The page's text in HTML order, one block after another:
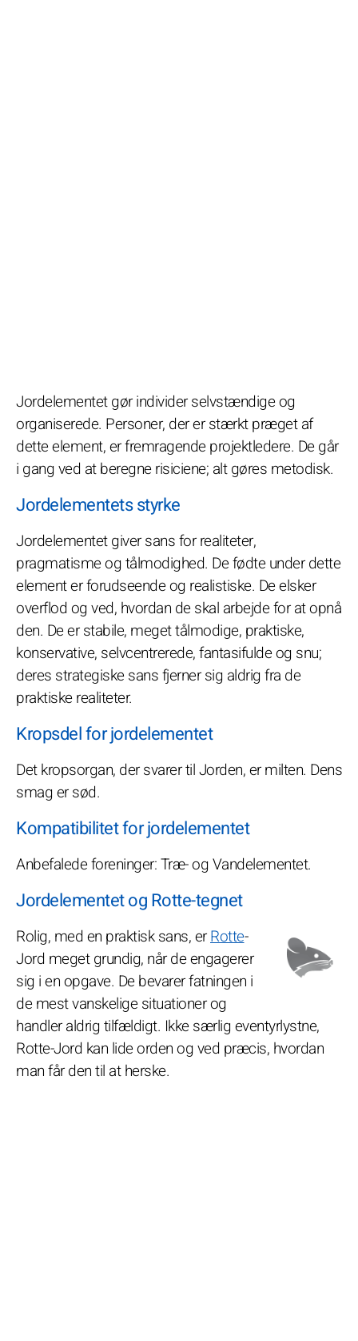
Jordelementet gør individer selvstændige og
organiserede. Personer, der er stærkt præget af
dette element, er fremragende projektledere. De går
i gang ved at beregne risiciene; alt gøres metodisk.
Jordelementets styrke
Jordelementet giver sans for realiteter,
pragmatisme og tålmodighed. De fødte under dette
element er forudseende og realistiske. De elsker
overflod og ved, hvordan de skal arbejde for at opnå
den. De er stabile, meget tålmodige, praktiske,
konservative, selvcentrerede, fantasifulde og snu;
deres strategiske sans fjerner sig aldrig fra de
praktiske realiteter.
Kropsdel for jordelementet
Det kropsorgan, der svarer til Jorden, er milten. Dens
smag er sød.
Kompatibilitet for jordelementet
Anbefalede foreninger: Træ- og Vandelementet.
Jordelementet og Rotte-tegnet
Rolig, med en praktisk sans, erRotte-
Jord meget grundig, når de engagerer
sig i en opgave. De bevarer fatningen i
de mest vanskelige situationer og
handler aldrig tilfældigt. Ikke særlig eventyrlystne,
Rotte-Jord kan lide orden og ved præcis, hvordan
man får den til at herske.